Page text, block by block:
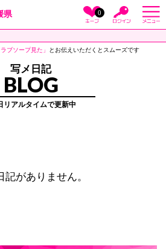
県 0
ラブソープ見た」 とお伝えいただくとスムーズです
写メ日記
BLOG
リアルタイムで更新中
記がありません。